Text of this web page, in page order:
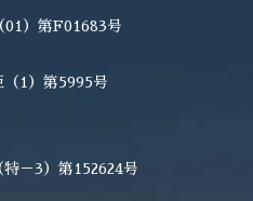
01）第F01683号
（1）第5995号
－3）第152624号